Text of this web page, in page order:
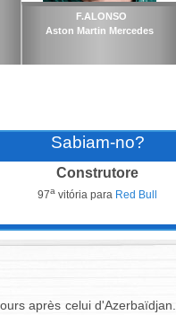
F.ALONSO
Aston Martin Mercedes
Sabiam-no?
Construtore
97avitória para Red Bull
après celui